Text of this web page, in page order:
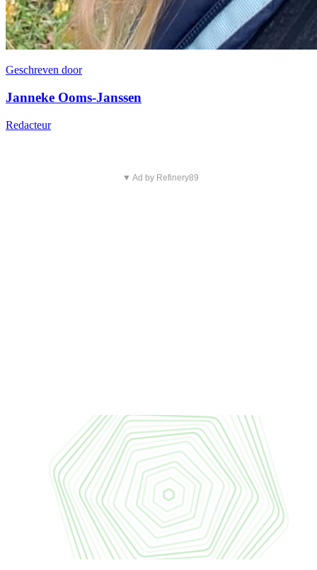
Geschreven door
Janneke Ooms-Janssen
Redacteur
▼ Ad by Refinery89